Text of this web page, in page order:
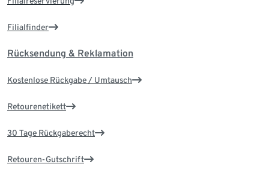
Filialfinder
Rücksendung & Reklamation
Kostenlose Rückgabe / Umtausch
Retourenetikett
30 Tage Rückgaberecht
Retouren-Gutschrift